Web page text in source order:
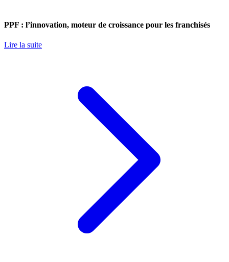
PPF : l’innovation, moteur de croissance pour les franchisés
Lire la suite